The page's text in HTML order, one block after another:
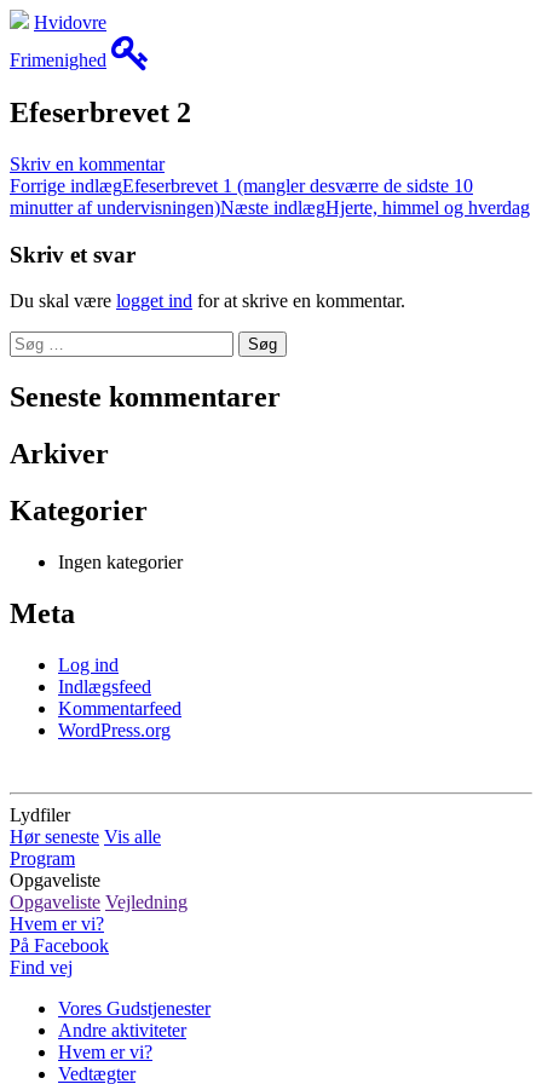
Hvidovre
Frimenighed
Efeserbrevet 2
Skriv en kommentar
Indlæg
navigation
Forrige indlægEfeserbrevet 1 (mangler desværre de sidste 10
minutter af undervisningen)Næste indlægHjerte, himmel og hverdag
Skriv et svar
Du skal være logget ind for at skrive en kommentar.
Søg
efter:
Seneste kommentarer
Arkiver
Kategorier
Ingen kategorier
Meta
Log ind
Indlægsfeed
Kommentarfeed
WordPress.org
Lydfiler
Hør seneste Vis alle
Program
Opgaveliste
Opgaveliste Vejledning
Hvem er vi?
På Facebook
Find vej
Vores Gudstjenester
Andre aktiviteter
Hvem er vi?
Vedtægter